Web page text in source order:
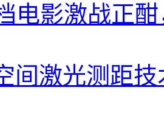
电影激战正
间激光测距